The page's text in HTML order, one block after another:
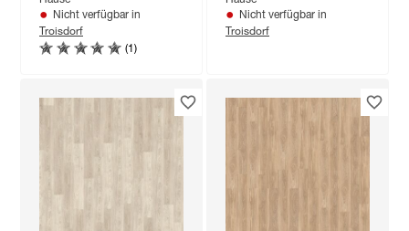
Nicht verfügbar in
Troisdorf
(1)
Nicht verfügbar in
Troisdorf